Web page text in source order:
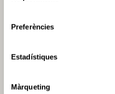
Preferències
Estadístiques
Màrqueting